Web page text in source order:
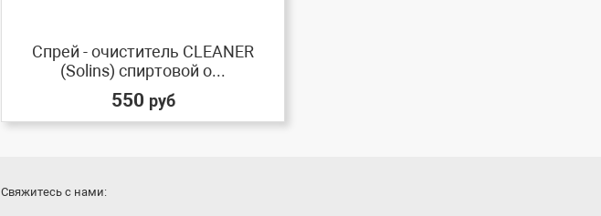
Спрей - очиститель CLEANER
(Solins) спиртовой о...
550 руб
Cвяжитесь с нами: